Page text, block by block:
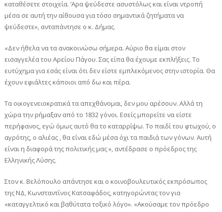
καταθέσετε στοιχεία. ‘Αρα ψεύδεστε ασυστόλως και είναι ντροπή
μέσα σε αυτή την αίθουσα για τόσο σημαντικά ζητήματα να
ψεύδεστε», ανταπάντησε ο κ. Δήμας.
«Δεν ήθελα να τα ανακοινώσω σήμερα. Αύριο θα είμαι στον
εισαγγελέα του Αρείου Πάγου. Σας είπα θα έχουμε εκπλήξεις. Το
ευτύχημα για εσάς είναι ότι δεν είστε εμπλεκόμενος στην ιστορία. Θα
έχουν εφιάλτες κάποιοι από δω και πέρα.
Τα οικογενειοκρατικά τα απεχθάνομαι, δεν μου αρέσουν. Αλλά τη
χώρα την ρήμαξαν από το 1832 γόνοι. Εσείς μπορείτε να είστε
περήφανος, εγώ όμως αυτό θα το καταρρίψω. Το παιδί του φτωχού, ο
αγρότης, ο αλιέας , θα είναι εδώ μέσα όχι τα παιδιά των γόνων. Αυτή
είναι η διαφορά της πολιτικής μας », αντέδρασε ο πρόεδρος της
Ελληνικής Λύσης.
Στον κ. Βελόπουλο απάντησε και ο κοινοβουλευτικός εκπρόσωπος
της ΝΔ, Κωνσταντίνος Κατσαφάδος, κατηγορώντας τον για
«καταγγελτικό και βαθύτατα τοξικό λόγο». «Ακούσαμε τον πρόεδρο